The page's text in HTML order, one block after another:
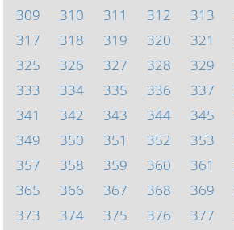
309
310 311 312 313
317
318 319 320 321
325
326 327 328 329
333
334 335 336 337
341
342 343 344 345
349
350 351 352 353
357
358 359 360 361
365
366 367 368 369
373
374 375 376 377